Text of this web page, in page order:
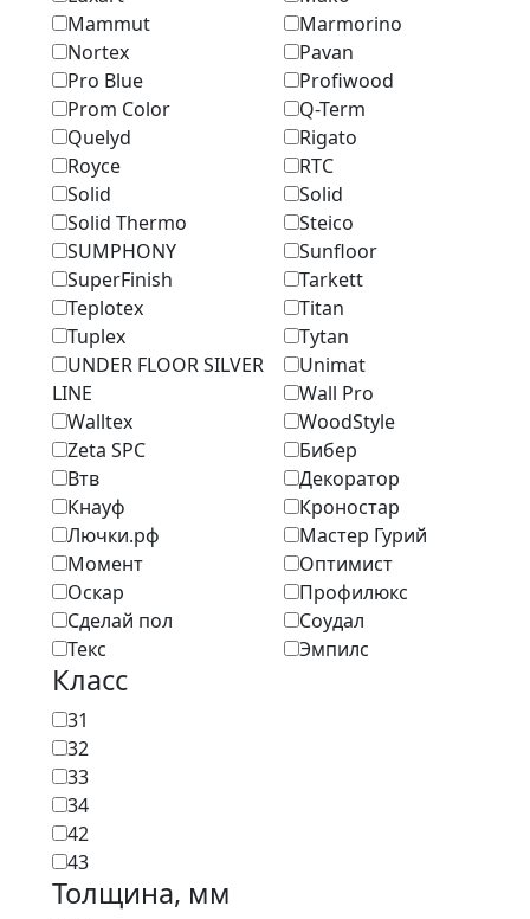
Mammut
Marmоrino
Nortex
Pavan
Pro Blue
Profiwood
Prom Color
Q-Term
Quelyd
Rigato
Royce
RTC
Solid
Solid
Solid Thermo
Steico
SUMPHONY
Sunfloor
SuperFinish
Tarkett
Teplotex
Titan
Tuplex
Tytan
UNDER FLOOR SILVER
LINE
Unimat
Wall Pro
Walltex
WoodStyle
Zeta SPC
Бибер
Втв
Декоратор
Кнауф
Кроностар
Лючки.рф
Мастер Гурий
Момент
Оптимист
Оскар
Профилюкс
Сделай пол
Соудал
Текс
Эмпилс
Класс
31
32
33
34
42
43
Толщина, мм